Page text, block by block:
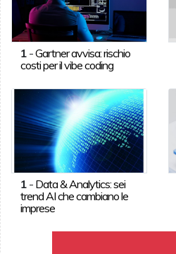
1-Gartner avvisa: rischio
costi per il vibe coding
1- Data & Analytics: sei
trend AI che cambiano le
imprese